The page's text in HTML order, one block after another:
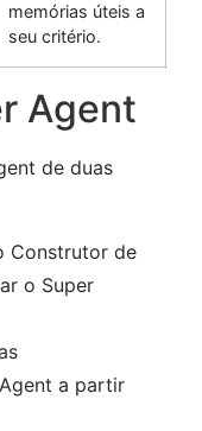
memórias úteis a
seu critério.
Agent
de duas
Construtor de
o Super
a partir